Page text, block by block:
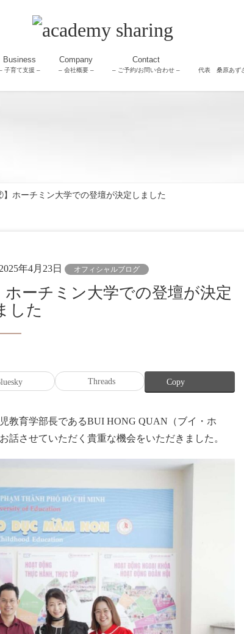
Business
子育て支援 –
Company
– 会社概要 –
Contact
– ご予約/お問い合わせ – 代表 桑原あず
】ホーチミン大学での登壇が決定しました
2025年4月23日 オフィシャルブログ
した
Threads Copy
教育学部長であるBUI HONG QUAN（ブイ・ホ
話させていただく貴重な機会をいただきました。